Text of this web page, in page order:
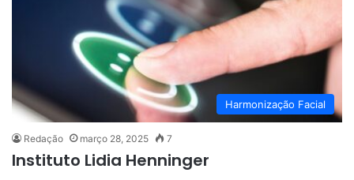
Harmonização Facial
Redação março 28, 2025 7
Instituto Lidia Henninger